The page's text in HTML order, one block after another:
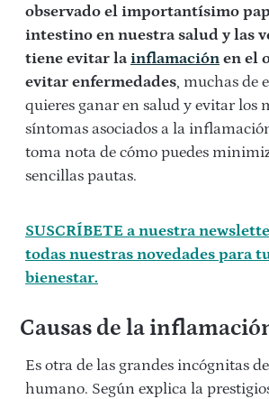
observado el importantísimo
intestino en nuestra salud y las
tiene evitar la inflamación en el
evitar enfermedades, muchas de
quieres ganar en salud y evitar los
síntomas asociados a la
toma nota de cómo puedes
sencillas pautas.
SUSCRÍBETE a nuestra
todas nuestras novedades para
bienestar.
Causas de la
Es otra de las grandes incógnitas
humano. Según explica la